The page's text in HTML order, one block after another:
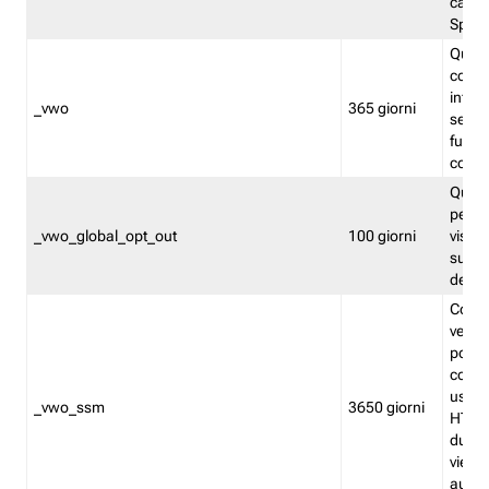
Split
_vwo 365 giorni
_vwo_global_opt_out 100 giorni
su
_vwo_ssm 3650 giorni
viene